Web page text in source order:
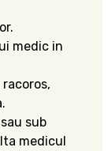
medic in
sub
medicul